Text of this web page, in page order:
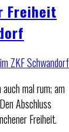
Freiheit
mal rum; am
Abschluss
Freiheit.